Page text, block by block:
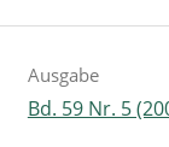
Ausgabe
Bd. 59 Nr. 5